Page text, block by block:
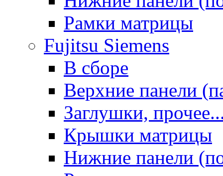
Рамки матрицы
Fujitsu Siemens
В сборе
Верхние панели
Заглушки,
Крышки матрицы
Нижние панели